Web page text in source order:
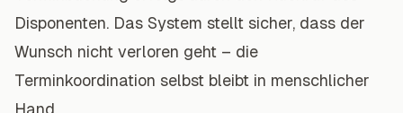
Disponenten. Das System stellt sicher, dass der
Wunsch nicht verloren geht – die
Terminkoordination selbst bleibt in menschlicher
Hand.